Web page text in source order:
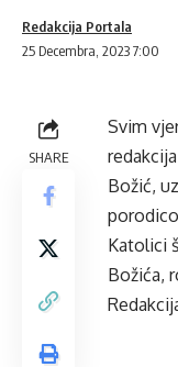
25 Decembra, 2023 7:00
Redakcija Portala
SHARE
Svim
Božić,
Katolici
Božića,